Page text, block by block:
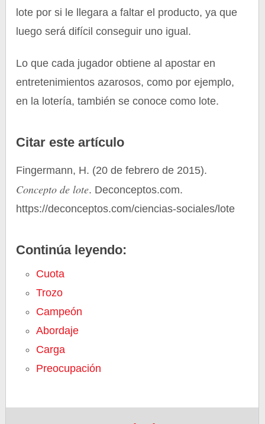
lote por si le llegara a faltar el producto, ya que
luego será difícil conseguir uno igual.
Lo que cada jugador obtiene al apostar en
entretenimientos azarosos, como por ejemplo,
en la lotería, también se conoce como lote.
Citar este artículo
Fingermann, H. (20 de febrero de 2015).
Concepto de lote. Deconceptos.com.
https://deconceptos.com/ciencias-sociales/lote
Continúa leyendo:
Cuota
Trozo
Campeón
Abordaje
Carga
Preocupación